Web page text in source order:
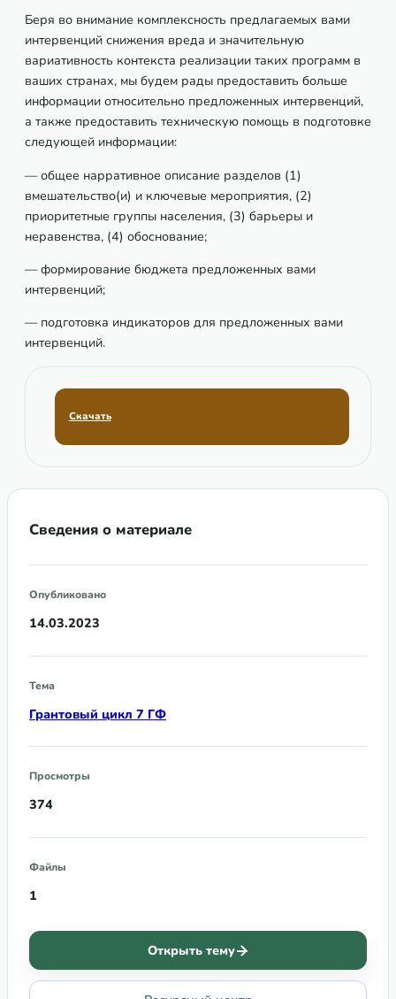
Беря во внимание комплексность предлагаемых вами
интервенций снижения вреда и значительную
вариативность контекста реализации таких программ в
ваших странах, мы будем рады предоставить больше
информации относительно предложенных интервенций,
а также предоставить техническую помощь в подготовке
следующей информации:
— общее нарративное описание разделов (1)
вмешательство(и) и ключевые мероприятия, (2)
приоритетные группы населения, (3) барьеры и
неравенства, (4) обоснование;
— формирование бюджета предложенных вами
интервенций;
— подготовка индикаторов для предложенных вами
интервенций.
Скачать
Сведения о материале
Опубликовано
14.03.2023
Тема
Грантовый цикл 7 ГФ
Просмотры
374
Файлы
1
Открыть тему